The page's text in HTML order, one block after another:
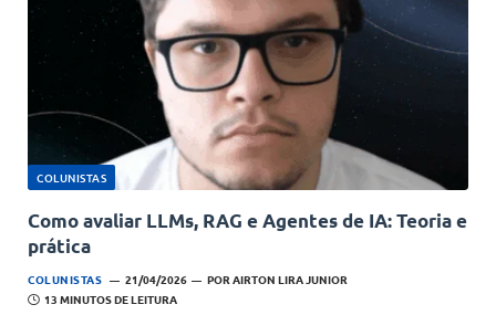
COLUNISTAS
Como avaliar LLMs, RAG e Agentes de IA: Teoria e
prática
COLUNISTAS 21/04/2026 PORAIRTON LIRA JUNIOR
13 MINUTOS DE LEITURA